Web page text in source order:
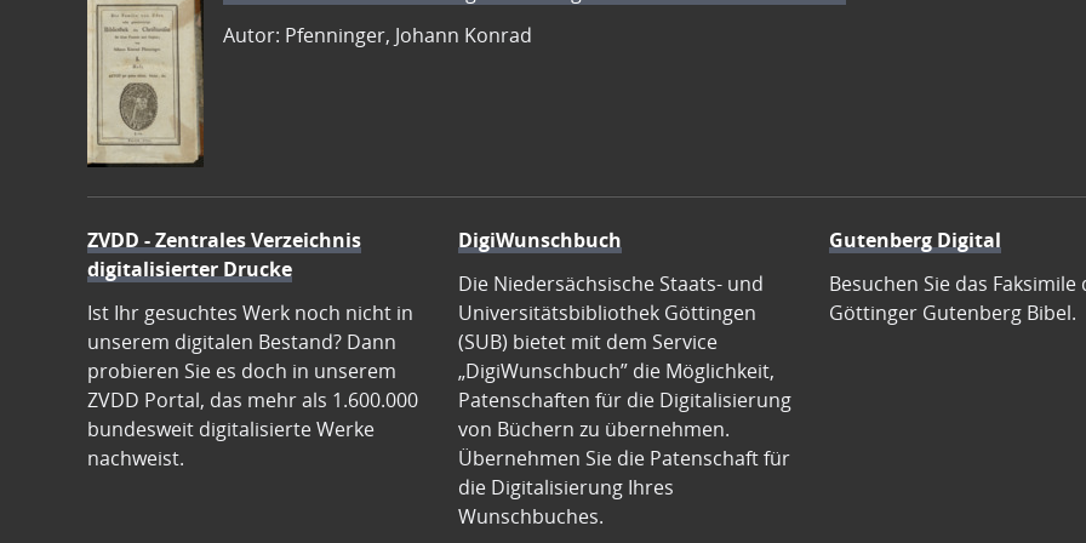
Autor: Pfenninger, Johann Konrad
ZVDD - Zentrales Verzeichnis
digitalisierter Drucke
Ist Ihr gesuchtes Werk noch nicht in
unserem digitalen Bestand? Dann
probieren Sie es doch in unserem
ZVDD Portal, das mehr als 1.600.000
bundesweit digitalisierte Werke
nachweist.
DigiWunschbuch
Die Niedersächsische Staats- und
Universitätsbibliothek Göttingen
(SUB) bietet mit dem Service
„DigiWunschbuch” die Möglichkeit,
Patenschaften für die Digitalisierung
von Büchern zu übernehmen.
Übernehmen Sie die Patenschaft für
die Digitalisierung Ihres
Wunschbuches.
Gutenberg Digital
Besuchen Sie das Faksimile
Göttinger Gutenberg Bibel.